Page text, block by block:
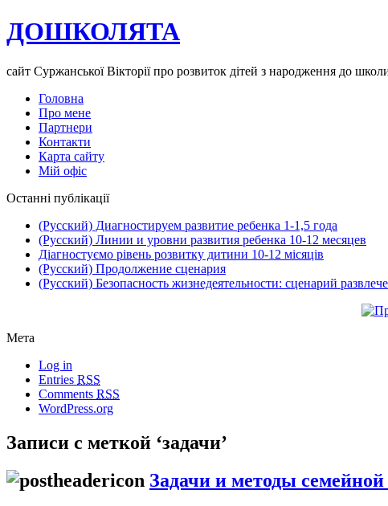
ДОШКОЛЯТА
сайт Суржанської Вікторії про розвиток дітей з народження до
Головна
Про мене
Партнери
Контакти
Карта сайту
Мій офіс
Останні публікації
(Русский) Диагностируем развитие ребенка 1-1,5 года
(Русский) Линии и уровни развития ребенка 10-12 месяцев
Діагностуємо рівень розвитку дитини 10-12 місяців
(Русский) Продолжение сценария
(Русский) Безопасность жизнедеятельности: сценарий
Мета
Log in
Entries RSS
Comments RSS
WordPress.org
Записи с меткой ‘задачи’
Задачи и методы семейной